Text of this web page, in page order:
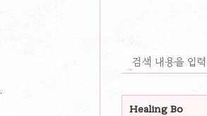
Healing Bo